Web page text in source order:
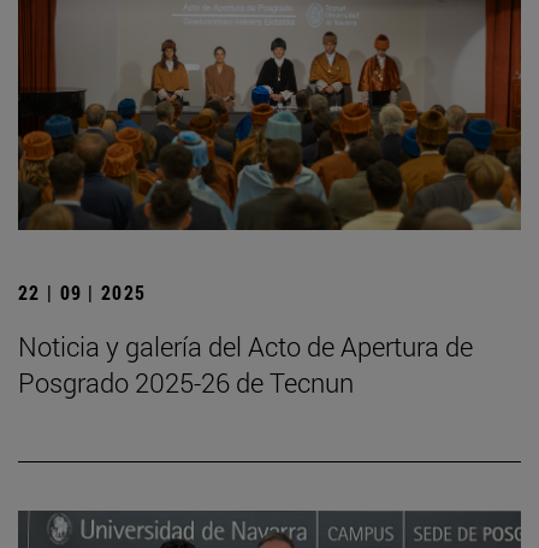
22 | 09 | 2025
Noticia y galería del Acto de Apertura de
Posgrado 2025-26 de Tecnun